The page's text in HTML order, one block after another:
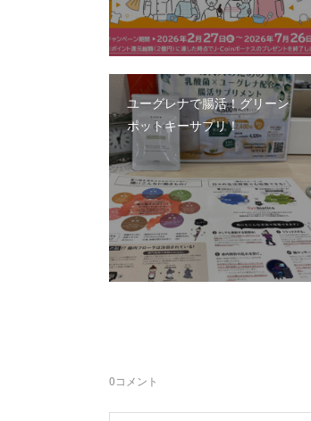
ユーグレナで腸活！グリーン
ポットキーサプリ！
0コメント